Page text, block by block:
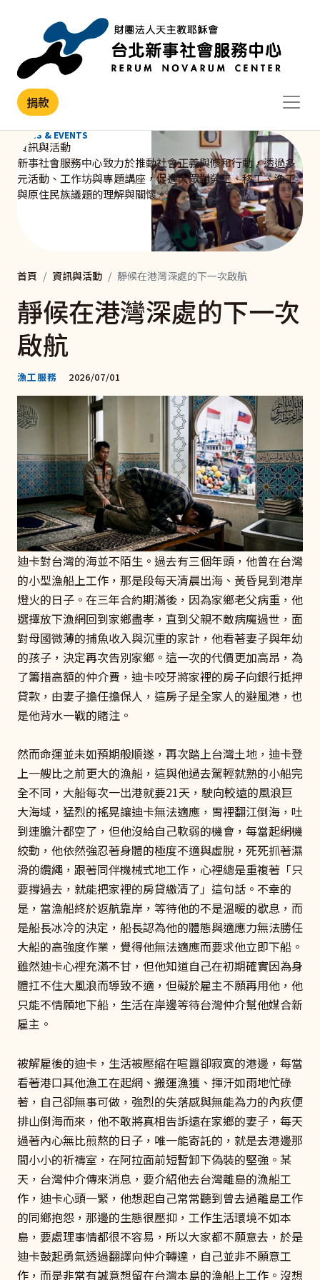
捐款
NEWS & EVENTS
資訊與活動
新事社會服務中心致力於推動社會正義與修和行動，透過多
元活動、工作坊與專題講座，促進大眾對勞工、移工、漁工
與原住民族議題的理解與關懷。
首頁 資訊與活動 靜候在港灣深處的下一次啟航
靜候在港灣深處的下一次
啟航
漁工服務 2026/07/01
迪卡對台灣的海並不陌生。過去有三個年頭，他曾在台灣
的小型漁船上工作，那是段每天清晨出海、黃昏見到港岸
燈火的日子。在三年合約期滿後，因為家鄉老父病重，他
選擇放下漁網回到家鄉盡孝，直到父親不敵病魔過世，面
對母國微薄的捕魚收入與沉重的家計，他看著妻子與年幼
的孩子，決定再次告別家鄉。這一次的代價更加高昂，為
了籌措高額的仲介費，迪卡咬牙將家裡的房子向銀行抵押
貸款，由妻子擔任擔保人，這房子是全家人的避風港，也
是他背水一戰的賭注。
然而命運並未如預期般順遂，再次踏上台灣土地，迪卡登
上一艘比之前更大的漁船，這與他過去駕輕就熟的小船完
全不同，大船每次一出港就要21天，駛向較遠的風浪巨
大海域，猛烈的搖晃讓迪卡無法適應，胃裡翻江倒海，吐
到連膽汁都空了，但他沒給自己軟弱的機會，每當起網機
絞動，他依然強忍著身體的極度不適與虛脫，死死抓著濕
滑的纜繩，跟著同伴機械式地工作，心裡總是重複著「只
要撐過去，就能把家裡的房貸繳清了」這句話。不幸的
是，當漁船終於返航靠岸，等待他的不是溫暖的歇息，而
是船長冰冷的決定，船長認為他的體態與適應力無法勝任
大船的高強度作業，覺得他無法適應而要求他立即下船。
雖然迪卡心裡充滿不甘，但他知道自己在初期確實因為身
體扛不住大風浪而導致不適，但礙於雇主不願再用他，他
只能不情願地下船，生活在岸邊等待台灣仲介幫他媒合新
雇主。
被解雇後的迪卡，生活被壓縮在喧囂卻寂寞的港邊，每當
看著港口其他漁工在起網、搬運漁獲、揮汗如雨地忙碌
著，自己卻無事可做，強烈的失落感與無能為力的內疚便
排山倒海而來，他不敢將真相告訴遠在家鄉的妻子，每天
過著內心無比煎熬的日子，唯一能寄託的，就是去港邊那
間小小的祈禱室，在阿拉面前短暫卸下偽裝的堅強。某
天，台灣仲介傳來消息，要介紹他去台灣離島的漁船工
作，迪卡心頭一緊，他想起自己常常聽到曾去過離島工作
的同鄉抱怨，那邊的生態很壓抑，工作生活環境不如本
島，要處理事情都很不容易，所以大家都不願意去，於是
迪卡鼓起勇氣透過翻譯向仲介轉達，自己並非不願意工
作，而是非常有誠意想留在台灣本島的漁船上工作。沒想